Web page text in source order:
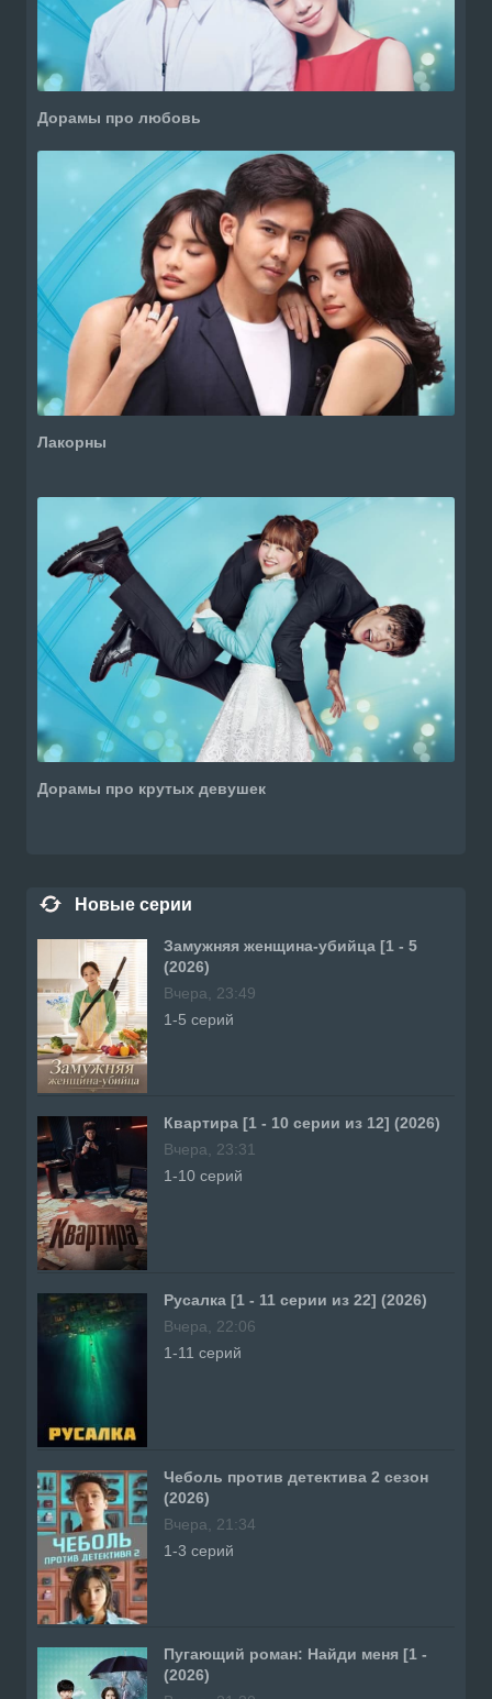
Дорамы про любовь
Лакорны
Дорамы про крутых девушек
Новые серии
Замужняя женщина-убийца [1 - 5
(2026)
Вчера, 23:49
1-5 серий
Квартира [1 - 10 серии из 12] (2026)
Вчера, 23:31
1-10 серий
Русалка [1 - 11 серии из 22] (2026)
Вчера, 22:06
1-11 серий
Чеболь против детектива 2 сезон
(2026)
Вчера, 21:34
1-3 серий
Пугающий роман: Найди меня [1 -
(2026)